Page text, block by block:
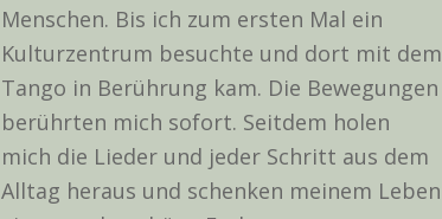
Menschen. Bis ich zum ersten Mal ein
Kulturzentrum besuchte und dort mit dem
Tango in Berührung kam. Die Bewegungen
berührten mich sofort. Seitdem holen
mich die Lieder und jeder Schritt aus dem
Alltag heraus und schenken meinem Leben